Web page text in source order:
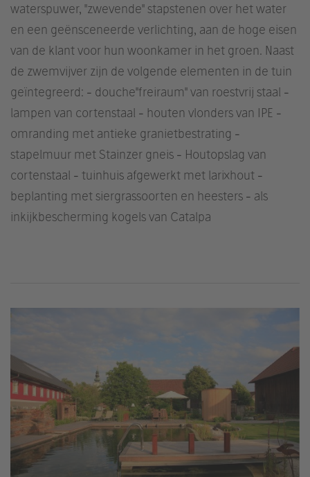
waterspuwer, "zwevende" stapstenen over het water
en een geënsceneerde verlichting, aan de hoge eisen
van de klant voor hun woonkamer in het groen. Naast
de zwemvijver zijn de volgende elementen in de tuin
geïntegreerd: - douche"freiraum" van roestvrij staal -
lampen van cortenstaal - houten vlonders van IPE -
omranding met antieke granietbestrating -
stapelmuur met Stainzer gneis - Houtopslag van
cortenstaal - tuinhuis afgewerkt met larixhout -
beplanting met siergrassoorten en heesters - als
inkijkbescherming kogels van Catalpa